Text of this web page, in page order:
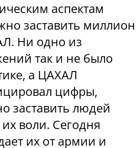
аспектам
заставить миллион
Ни одно из
так и не было
а ЦАХАЛ
цифры,
заставить людей
воли. Сегодня
их от армии и